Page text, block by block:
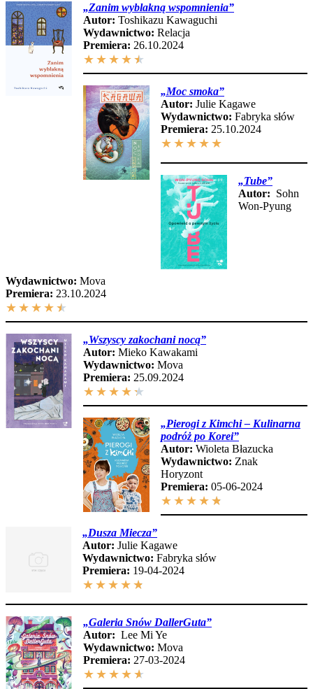
„Zanim wyblakną wspomnienia”
Autor: Toshikazu Kawaguchi
Wydawnictwo: Relacja
Premiera: 26.10.2024
★ ★ ★ ★ ★
„Moc smoka”
Autor: Julie Kagawe
Wydawnictwo: Fabryka słów
Premiera: 25.10.2024
★ ★ ★ ★ ★
„Tube”
Autor: Sohn
Won-Pyung
Wydawnictwo: Mova
Premiera: 23.10.2024
★ ★ ★ ★ ★
„Wszyscy zakochani nocą”
Autor: Mieko Kawakami
Wydawnictwo: Mova
Premiera: 25.09.2024
★ ★ ★ ★ ★
„Pierogi z Kimchi – Kulinarna
podróż po Korei”
Autor: Wioleta Błazucka
Wydawnictwo: Znak
Horyzont
Premiera: 05-06-2024
★ ★ ★ ★ ★
„Dusza Miecza”
Autor: Julie Kagawe
Wydawnictwo: Fabryka słów
Premiera: 19-04-2024
★ ★ ★ ★ ★
„Galeria Snów DallerGuta”
Autor: Lee Mi Ye
Wydawnictwo: Mova
Premiera: 27-03-2024
★ ★ ★ ★ ★